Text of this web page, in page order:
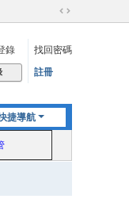
切
到
錄
找回密碼
註冊
捷導航